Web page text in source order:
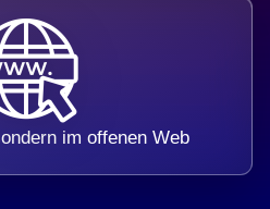
im offenen Web